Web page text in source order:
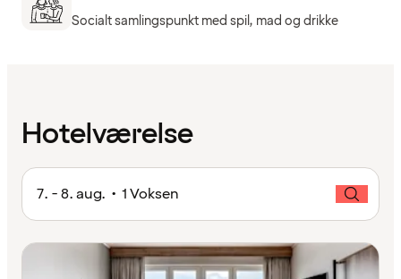
Socialt samlingspunkt med spil, mad og drikke
Hotelværelse
7. - 8. aug. • 1 Voksen